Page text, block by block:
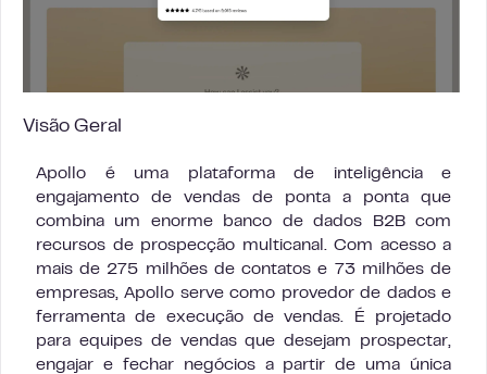
Visão Geral
Apollo é uma plataforma de inteligência e
engajamento de vendas de ponta a ponta que
combina um enorme banco de dados B2B com
recursos de prospecção multicanal. Com acesso a
mais de 275 milhões de contatos e 73 milhões de
empresas, Apollo serve como provedor de dados e
ferramenta de execução de vendas. É projetado
para equipes de vendas que desejam prospectar,
engajar e fechar negócios a partir de uma única